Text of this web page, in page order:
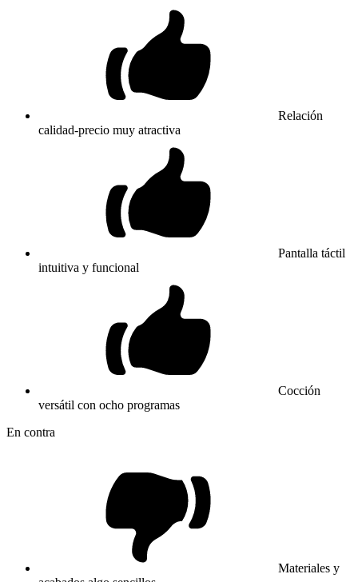
Relación
calidad-precio muy atractiva
Pantalla táctil
intuitiva y funcional
Cocción
versátil con ocho programas
En contra
Materiales y